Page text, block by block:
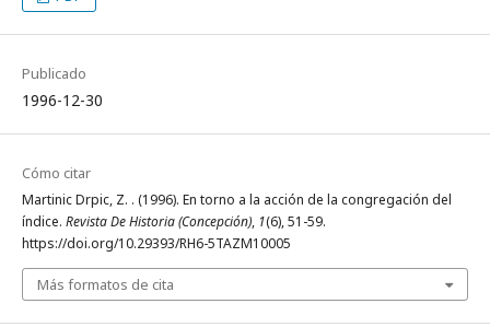
Publicado
1996-12-30
Cómo citar
Martinic Drpic, Z. . (1996). En torno a la acción de la congregación del
índice. Revista De Historia (Concepción), 1(6), 51-59.
https://doi.org/10.29393/RH6-5TAZM10005
Más formatos de cita